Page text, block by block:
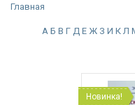
Главная
А Б В Г Д Е Ж З И К Л
Новинка!